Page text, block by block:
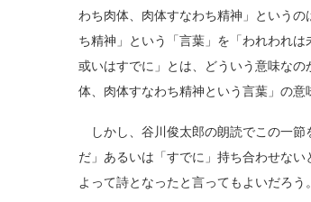
わち肉体、肉体すなわち精神」という
ち精神」という「言葉」を「われわれ
或いはすでに」とは、どういう意味な
体、肉体すなわち精神という言葉」の意
しかし、谷川俊太郎の朗読でこの一
だ」あるいは「すでに」持ち合わせな
よって詩となったと言ってもよいだろう